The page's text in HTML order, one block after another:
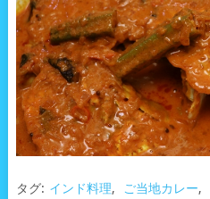
タグ: インド料理, ご当地カレー,